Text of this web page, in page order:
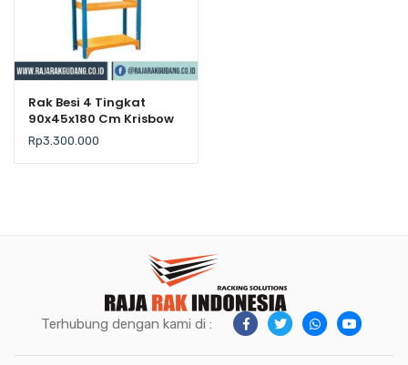
Rak Besi 4 Tingkat
90x45x180 Cm Krisbow
– Kekuatan 300Kg /
Level
Rp3.300.000
Terhubung dengan kami di :